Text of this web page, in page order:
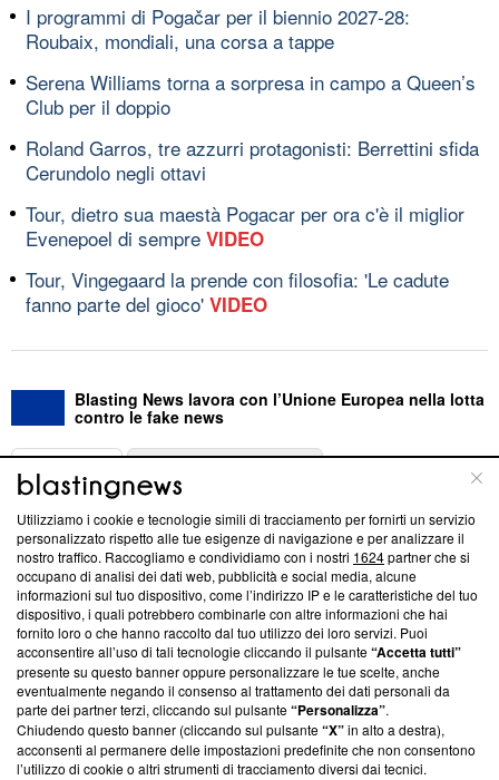
I programmi di Pogačar per il biennio 2027-28:
Roubaix, mondiali, una corsa a tappe
Serena Williams torna a sorpresa in campo a Queen’s
Club per il doppio
Roland Garros, tre azzurri protagonisti: Berrettini sfida
Cerundolo negli ottavi
Tour, dietro sua maestà Pogacar per ora c'è il miglior
Evenepoel di sempre VIDEO
Tour, Vingegaard la prende con filosofia: 'Le cadute
fanno parte del gioco' VIDEO
Blasting News lavora con l’Unione Europea nella lotta
contro le fake news
ABOUT
Questa sezione offre informazioni trasparenti su Blasting
News, sui nostri processi editoriali e su come ci impegniamo a
creare news di qualità. Inoltre, afferma la nostra aderenza a
‘Trust Project - News with Integrity’Blasting News non è
ancora membro del programma, ma ha richiesto di farne
parte; Trust Project non ha ancora effettuato una verifica di
conformità agli standard.
Su di noi
Team editoriale
Utilizziamo i cookie e tecnologie simili di tracciamento per fornirti un servizio
personalizzato rispetto alle tue esigenze di navigazione e per analizzare il
nostro traffico. Raccogliamo e condividiamo con i nostri 1624partner che si
occupano di analisi dei dati web, pubblicità e social media, alcune
informazioni sul tuo dispositivo, come l’indirizzo IP e le caratteristiche del tuo
dispositivo, i quali potrebbero combinarle con altre informazioni che hai
fornito loro o che hanno raccolto dal tuo utilizzo dei loro servizi. Puoi
acconsentire all’uso di tali tecnologie cliccando il pulsante“Accetta tutti”
presente su questo banner oppure personalizzare le tue scelte, anche
eventualmente negando il consenso al trattamento dei dati personali da
parte dei partner terzi, cliccando sul pulsante“Personalizza”.
Chiudendo questo banner (cliccando sul pulsante“X”in alto a destra),
acconsenti al permanere delle impostazioni predefinite che non consentono
l’utilizzo di cookie o altri strumenti di tracciamento diversi dai tecnici.